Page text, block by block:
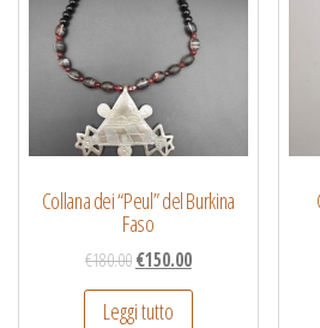
Collana dei “Peul” del Burkina
Faso
€180.00€150.00
Leggi tutto